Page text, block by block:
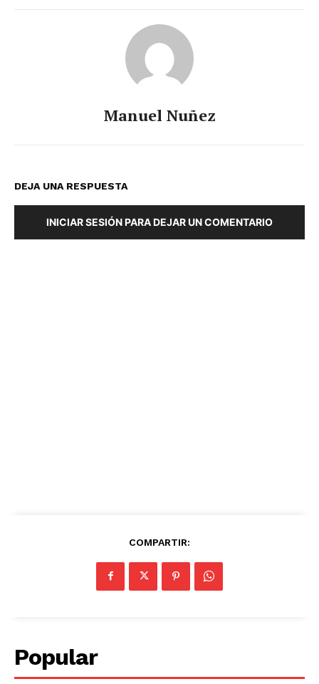
Manuel Nuñez
DEJA UNA RESPUESTA
INICIAR SESIÓN PARA DEJAR UN COMENTARIO
COMPARTIR:
Popular